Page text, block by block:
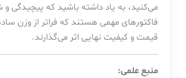
می‌کنید، به یاد داشته باشید که پیچیدگی
فاکتورهای مهمی هستند که فراتر از وزن
قیمت و کیفیت نهایی اثر می‌گذارند.
منبع علمی: